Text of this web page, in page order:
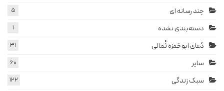
چند رسانه ای 5
دسته‌بندی نشده 1
دُعای ابوحَمزه ثُمالی 31
سایر 60
سبک زندگی 122